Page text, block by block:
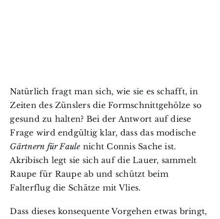
Natürlich fragt man sich, wie sie es schafft, in
Zeiten des Zünslers die Formschnittgehölze so
gesund zu halten? Bei der Antwort auf diese
Frage wird endgültig klar, dass das modische
Gärtnern für Faule nicht Connis Sache ist.
Akribisch legt sie sich auf die Lauer, sammelt
Raupe für Raupe ab und schützt beim
Falterflug die Schätze mit Vlies.
Dass dieses konsequente Vorgehen etwas bringt,